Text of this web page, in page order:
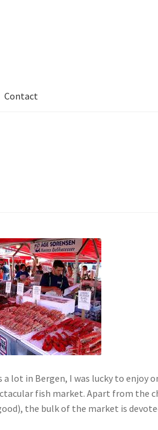
Contact
lot in Bergen, I was lucky to enjoy
fish market. Apart from the
the bulk of the market is